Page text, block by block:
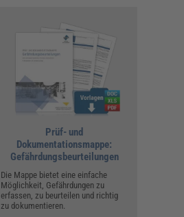
Prüf- und
Dokumentationsmappe:
Gefährdungsbeurteilungen
Die Mappe bietet eine einfache
Möglichkeit, Gefährdungen zu
erfassen, zu beurteilen und richtig
zu dokumentieren.